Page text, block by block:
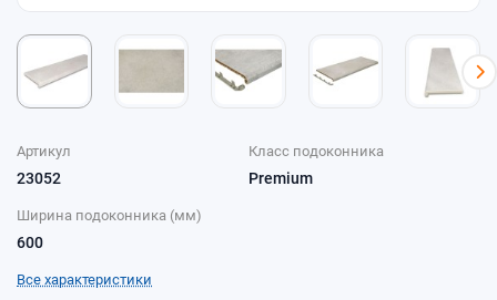
Артикул
23052
Класс подоконника
Premium
Ширина подоконника (мм)
600
Все характеристики